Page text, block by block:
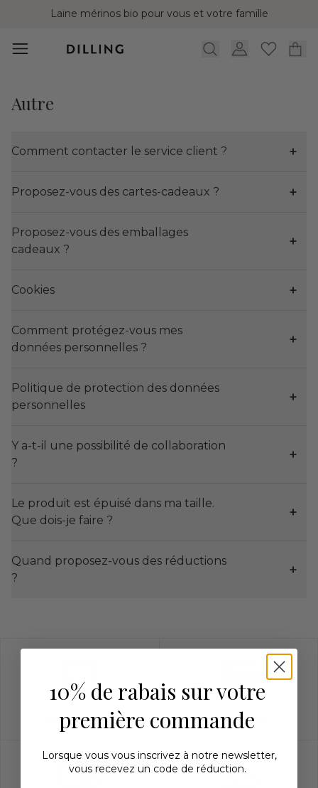
Laine mérinos bio pour vous et votre famille
Autre
Comment contacter le service client ?
Proposez-vous des cartes-cadeaux ?
​Proposez-vous des emballages
cadeaux ?
Cookies
Comment protégez-vous mes
données personnelles ?
Politique de protection des données
personnelles
Y a-t-il une possibilité de collaboration
?
Le produit est épuisé dans ma taille.
Que dois-je faire ?
Quand proposez-vous des réductions
?
Commande Paiement
10% de rabais sur votre
première commande
Lorsque vous vous inscrivez à notre newsletter,
vous recevez un code de réduction.